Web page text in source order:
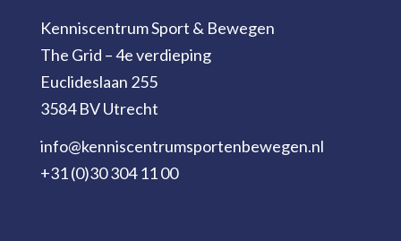
Kenniscentrum Sport & Bewegen
The Grid – 4e verdieping
Euclideslaan 255
3584 BV Utrecht
info@kenniscentrumsportenbewegen.nl
+31 (0)30 304 11 00